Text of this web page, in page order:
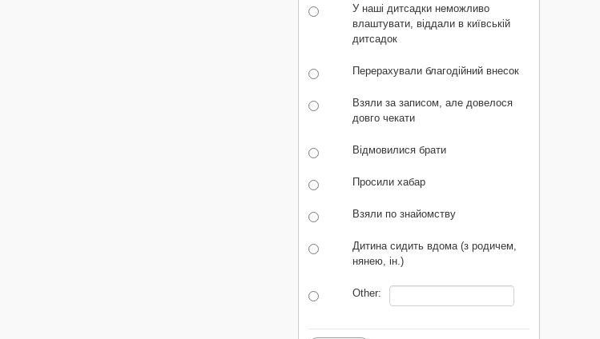
У наші дитсадки неможливо
влаштувати, віддали в київській
дитсадок
Перерахували благодійний внесок
Взяли за записом, але довелося
довго чекати
Відмовилися брати
Просили хабар
Взяли по знайомству
Дитина сидить вдома (з родичем,
нянею, ін.)
Other: